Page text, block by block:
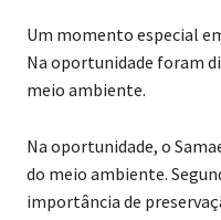
Um momento especial
Na oportunidade foram
meio ambiente.
Na oportunidade, o
do meio ambiente.
importância de